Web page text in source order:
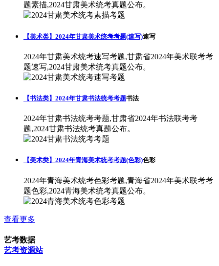
题素描,2024甘肃美术统考真题公布。
【美术类】2024年甘肃美术统考考题(速写)速写
2024年甘肃美术统考速写考题,甘肃省2024年美术联考考
题速写,2024甘肃美术统考真题公布。
【书法类】2024年甘肃书法统考考题书法
2024年甘肃书法统考考题,甘肃省2024年书法联考考
题,2024甘肃书法统考真题公布。
【美术类】2024年青海美术统考考题(色彩)色彩
2024年青海美术统考色彩考题,青海省2024年美术联考考
题色彩,2024青海美术统考真题公布。
查看更多
艺考数据
艺考资源站